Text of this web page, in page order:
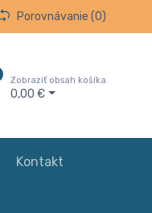
Porovnávanie (0)
Zobraziť obsah košíka
0,00 €
Kontakt